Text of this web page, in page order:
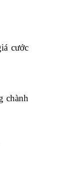
cước
chành